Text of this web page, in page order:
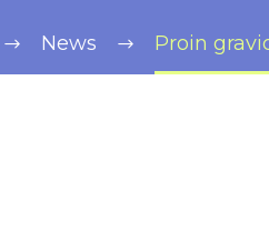
News Proin